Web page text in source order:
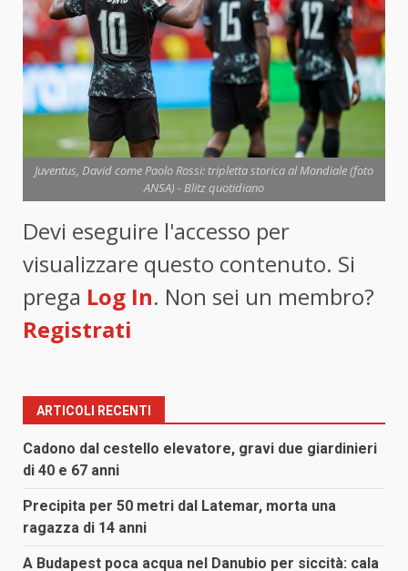
Juventus, David come Paolo Rossi: tripletta storica al Mondiale (foto
ANSA) - Blitz quotidiano
Devi eseguire l'accesso per
visualizzare questo contenuto. Si
prega Log In. Non sei un membro?
Registrati
ARTICOLI RECENTI
Cadono dal cestello elevatore, gravi due giardinieri
di 40 e 67 anni
Precipita per 50 metri dal Latemar, morta una
ragazza di 14 anni
A Budapest poca acqua nel Danubio per siccità: cala